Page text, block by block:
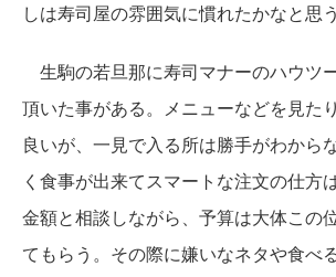
しは寿司屋の雰囲気に慣れたかなと思う
生駒の若旦那に寿司マナーのハウツ
頂いた事がある。メニューなどを見た
良いが、一見で入る所は勝手がわから
く食事が出来てスマートな注文の仕方
金額と相談しながら、予算は大体この
てもらう。その際に嫌いなネタや食べ